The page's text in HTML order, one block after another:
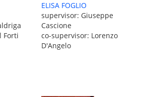
Forti
ELISA FOGLIO
supervisor: Giuseppe
Cascione
co-supervisor: Lorenzo
D'Angelo